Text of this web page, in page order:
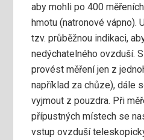
aby mohli po 400
hmotu (natronové vápno).
tzv. průběžnou indikaci,
nedýchatelného ovzduší.
provést měření jen z
například za chůze), dále
vyjmout z pouzdra. Při
přípustných místech se
vstup ovzduší